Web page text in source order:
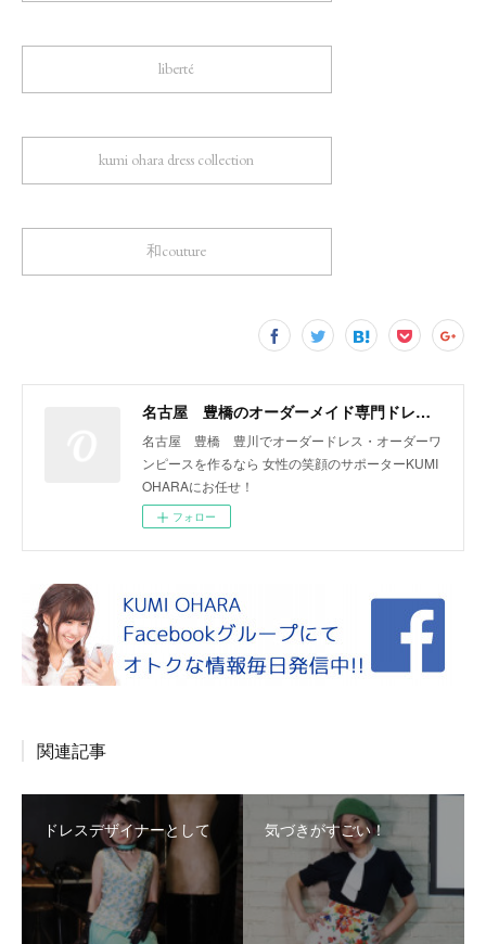
liberté
kumi ohara dress collection
和couture
名古屋 豊橋のオーダーメイド専門ドレスデザイナー KUMI OHARA
名古屋 豊橋 豊川でオーダードレス・オーダーワ
ンピースを作るなら 女性の笑顔のサポーターKUMI
OHARAにお任せ！
フォロー
関連記事
ドレスデザイナーとして 気づきがすごい！